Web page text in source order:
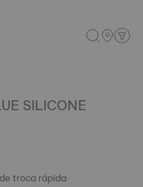
SILICONE
troca rápida